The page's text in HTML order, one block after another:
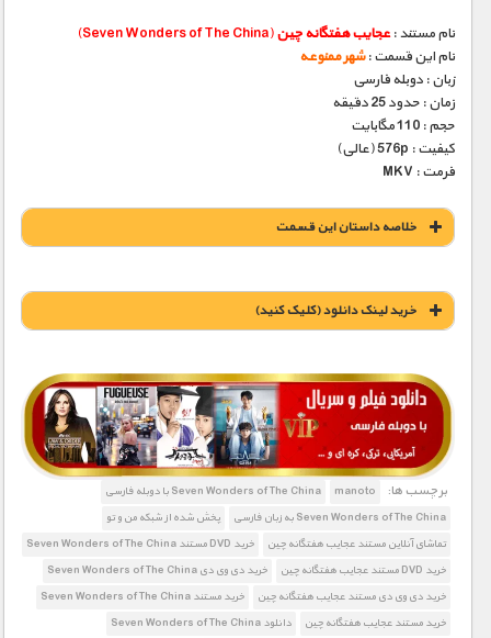
نام مستند :عجایب هفتگانه چین(Seven Wonders of The China)
نام این قسمت :شهر ممنوعه
زبان : دوبله فارسی
زمان : حدود 25 دقیقه
حجم : 110 مگابایت
کیفیت : 576p (عالی)
فرمت : MKV
خلاصه داستان این قسمت
خريد لينک دانلود (کليک کنيد)
1900 تومان – خريد لينک دانلود (افزودن به سبد خريد)
برچسب ها: manoto
Seven Wonders of The China با دوبله فارسی
Seven Wonders of The China به زبان فارسی
پخش شده از شبکه من و تو
تماشای آنلاین مستند عجایب هفتگانه چین
خرید DVD مستند Seven Wonders of The China
خرید DVD مستند عجایب هفتگانه چین
خرید دی وی دی Seven Wonders of The China
خرید دی وی دی مستند عجایب هفتگانه چین
خرید مستند Seven Wonders of The China
خرید مستند عجایب هفتگانه چین
دانلود Seven Wonders of The China